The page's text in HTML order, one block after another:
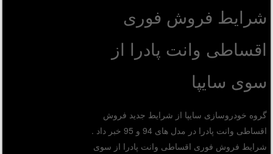
شرايط فروش فوری
اقساطی وانت پادرا از
سوی سایپا
گروه خودروسازی سایپا از شرایط جدید فروش
اقساطی وانت پادرا در مدل های 94 و 95 خبر داد .
شرايط فروش فوری اقساطی وانت پادرا از سوی